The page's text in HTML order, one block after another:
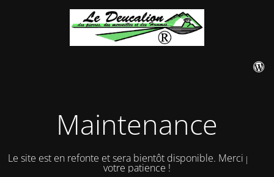
Maintenance
Le site est en refonte et sera bientôt disponible. Merci pour
votre patience !